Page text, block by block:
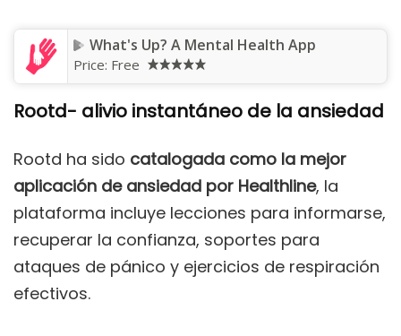
What's Up? A Mental Health App
Price: Free
Rootd- alivio instantáneo de la ansiedad
Rootd ha sido catalogada como la mejor
aplicación de ansiedad por Healthline, la
plataforma incluye lecciones para informarse,
recuperar la confianza, soportes para
ataques de pánico y ejercicios de respiración
efectivos.